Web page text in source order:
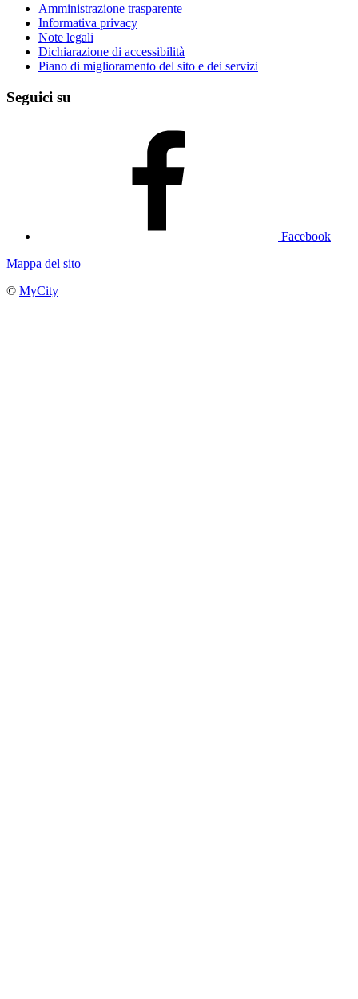
Amministrazione trasparente
Informativa privacy
Note legali
Dichiarazione di accessibilità
Piano di miglioramento del sito e dei servizi
Seguici su
Facebook
Mappa del sito
© MyCity